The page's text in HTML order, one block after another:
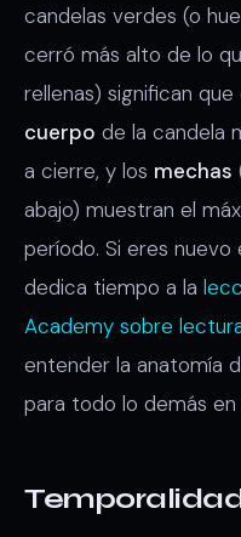
candelas verdes (o
cerró más alto de lo
rellenas) significan
cuerpo de la candela
a cierre, y los mechas
abajo) muestran el
período. Si eres nuevo
dedica tiempo a la
Academy sobre
entender la anatomía
para todo lo demás en